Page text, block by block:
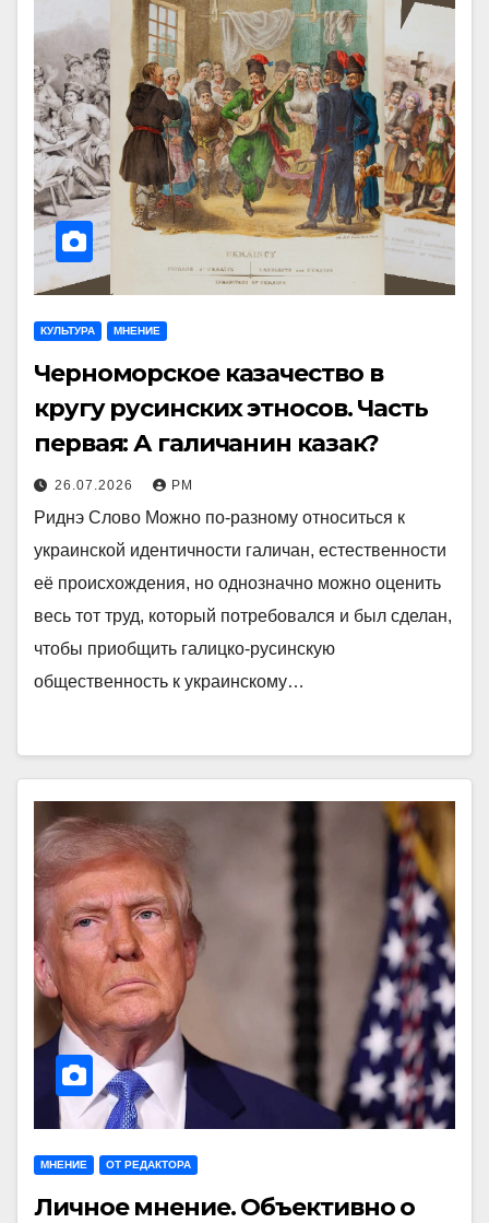
КУЛЬТУРА МНЕНИЕ
Черноморское казачество в
кругу русинских этносов. Часть
первая: А галичанин казак?
26.07.2026 РМ
Риднэ Слово Можно по-разному относиться к
украинской идентичности галичан, естественности
её происхождения, но однозначно можно оценить
весь тот труд, который потребовался и был сделан,
чтобы приобщить галицко-русинскую
общественность к украинскому…
МНЕНИЕ ОТ РЕДАКТОРА
Личное мнение. Объективно о